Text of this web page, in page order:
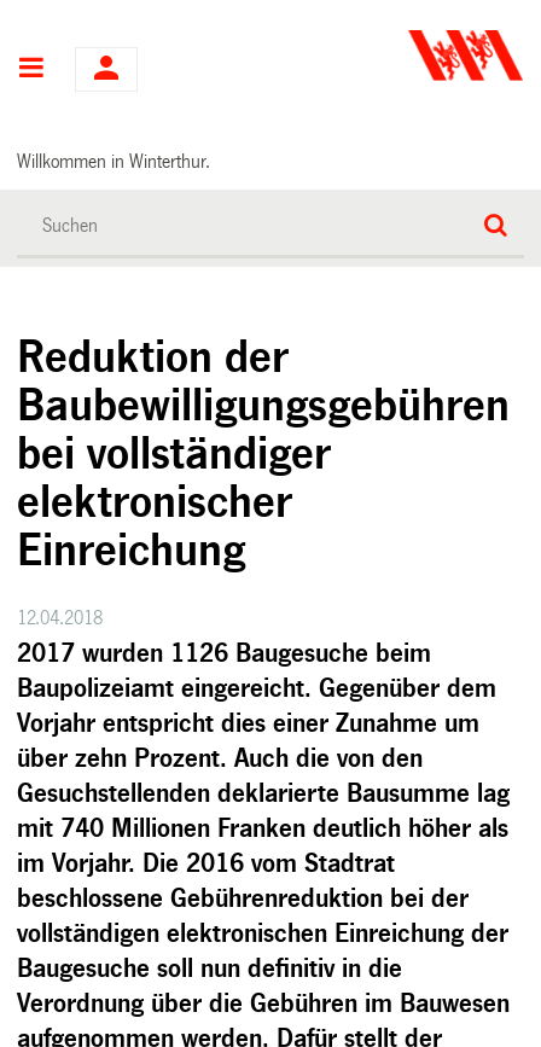
Hauptnavigation
Willkommen in Winterthur.
Reduktion der
Baubewilligungsgebühren
bei vollständiger
elektronischer
Einreichung
12.04.2018
2017 wurden 1126 Baugesuche beim
Baupolizeiamt eingereicht. Gegenüber dem
Vorjahr entspricht dies einer Zunahme um
über zehn Prozent. Auch die von den
Gesuchstellenden deklarierte Bausumme lag
mit 740 Millionen Franken deutlich höher als
im Vorjahr. Die 2016 vom Stadtrat
beschlossene Gebührenreduktion bei der
vollständigen elektronischen Einreichung der
Baugesuche soll nun definitiv in die
Verordnung über die Gebühren im Bauwesen
aufgenommen werden. Dafür stellt der